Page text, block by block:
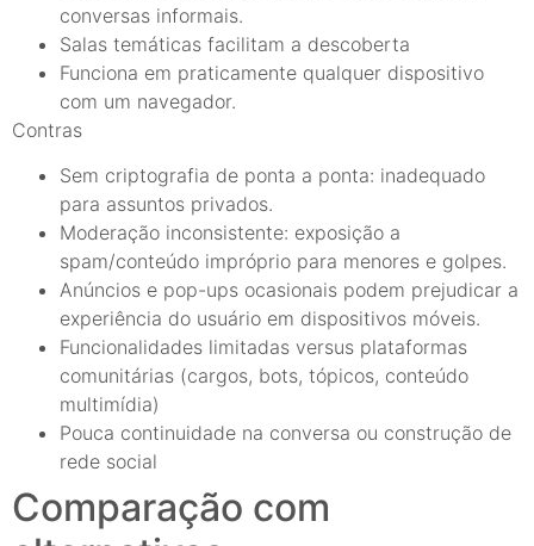
conversas informais.
Salas temáticas facilitam a descoberta
Funciona em praticamente qualquer dispositivo
com um navegador.
Contras
Sem criptografia de ponta a ponta: inadequado
para assuntos privados.
Moderação inconsistente: exposição a
spam/conteúdo impróprio para menores e golpes.
Anúncios e pop-ups ocasionais podem prejudicar a
experiência do usuário em dispositivos móveis.
Funcionalidades limitadas versus plataformas
comunitárias (cargos, bots, tópicos, conteúdo
multimídia)
Pouca continuidade na conversa ou construção de
rede social
Comparação com